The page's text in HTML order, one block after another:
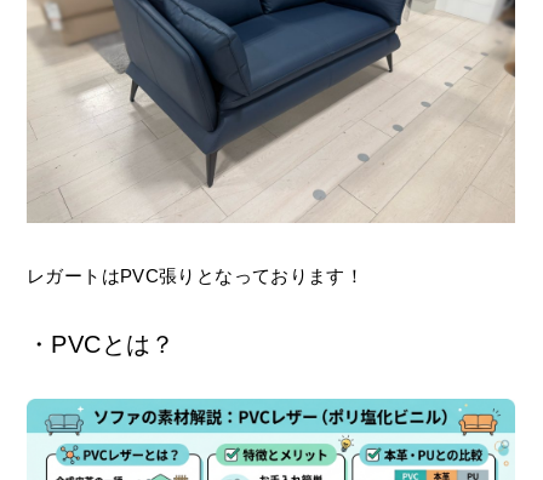
レガートはPVC張りとなっております！
・PVCとは？